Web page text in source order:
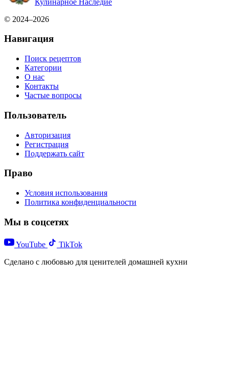
© 2024–2026
Навигация
Поиск рецептов
Категории
О нас
Контакты
Частые вопросы
Пользователь
Авторизация
Регистрация
Поддержать сайт
Право
Условия использования
Политика конфиденциальности
Мы в соцсетях
YouTube
TikTok
Сделано с любовью для ценителей домашней кухни